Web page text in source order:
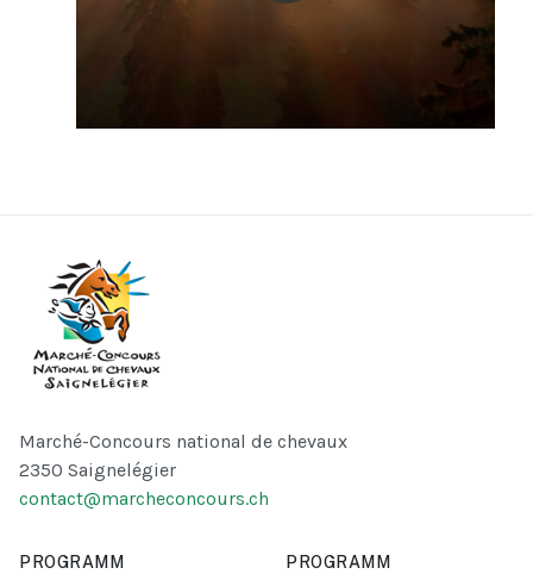
Marché-Concours national de chevaux
2350 Saignelégier
contact@marcheconcours.ch
PROGRAMM PROGRAMM